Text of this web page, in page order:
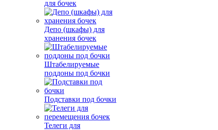
для бочек
Депо (шкафы) для
хранения бочек
Штабелируемые
поддоны под бочки
Подставки под бочки
Телеги для